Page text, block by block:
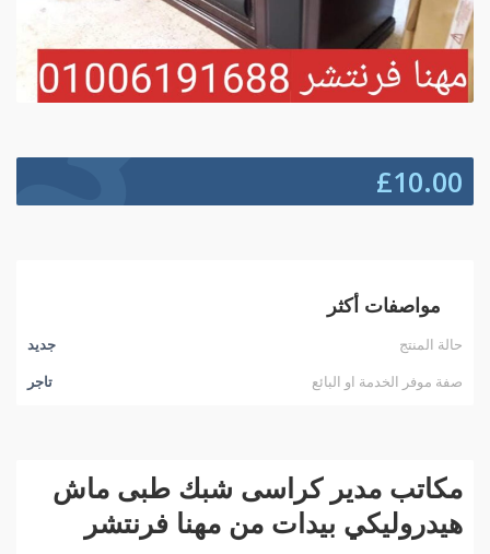
£10.00
مواصفات أكثر
حالة المنتج
جديد
صفة موفر الخدمة او البائع
تاجر
مكاتب مدير كراسى شبك طبى ماش
هيدروليكي بيدات من مهنا فرنتشر